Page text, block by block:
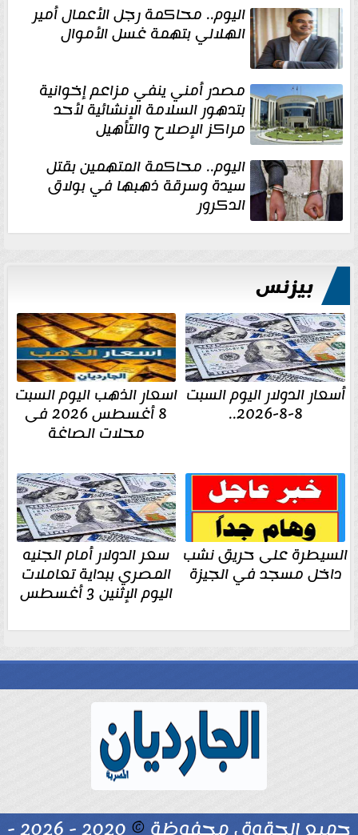
اليوم.. محاكمة رجل الأعمال أمير
الهلالي بتهمة غسل الأموال
مصدر أمني ينفي مزاعم إخوانية
بتدهور السلامة الإنشائية لأحد
مراكز الإصلاح والتأهيل
اليوم.. محاكمة المتهمين بقتل
سيدة وسرقة ذهبها في بولاق
الدكرور
بيزنس
أسعار الدولار اليوم السبت
8-8-2026..
اسعار الذهب اليوم السبت
8 أغسطس 2026 فى
محلات الصاغة
السيطرة على حريق نشب
داخل مسجد في الجيزة
سعر الدولار أمام الجنيه
المصري ببداية تعاملات
اليوم الإثنين 3 أغسطس